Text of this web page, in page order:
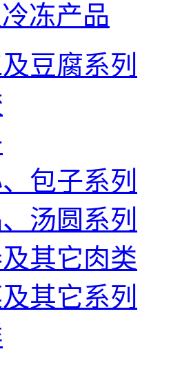
冻产品
豆腐系列
包子系列
汤圆系列
其它肉类
其它系列